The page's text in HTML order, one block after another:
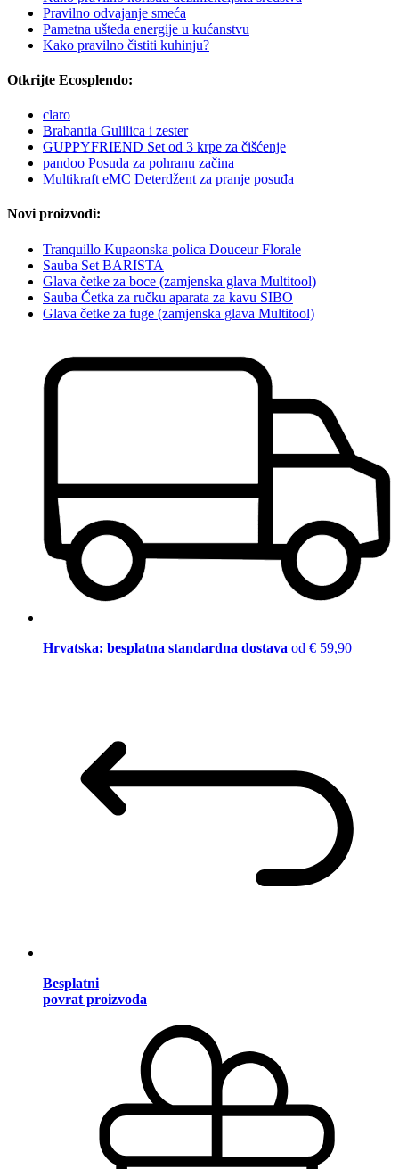
Pravilno odvajanje smeća
Pametna ušteda energije u kućanstvu
Kako pravilno čistiti kuhinju?
Otkrijte Ecosplendo:
claro
Brabantia Gulilica i zester
GUPPYFRIEND Set od 3 krpe za čišćenje
pandoo Posuda za pohranu začina
Multikraft eMC Deterdžent za pranje posuđa
Novi proizvodi:
Tranquillo Kupaonska polica Douceur Florale
Sauba Set BARISTA
Glava četke za boce (zamjenska glava Multitool)
Sauba Četka za ručku aparata za kavu SIBO
Glava četke za fuge (zamjenska glava Multitool)
Hrvatska: besplatna standardna dostava od € 59,90
Besplatni
povrat proizvoda